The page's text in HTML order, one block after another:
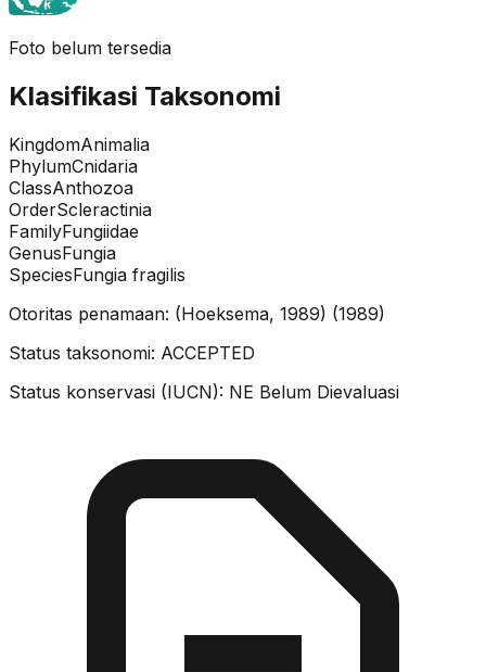
Foto belum tersedia
Klasifikasi Taksonomi
KingdomAnimalia
PhylumCnidaria
ClassAnthozoa
OrderScleractinia
FamilyFungiidae
GenusFungia
SpeciesFungia fragilis
Otoritas penamaan: (Hoeksema, 1989) (1989)
Status taksonomi: ACCEPTED
Status konservasi (IUCN): NE Belum Dievaluasi